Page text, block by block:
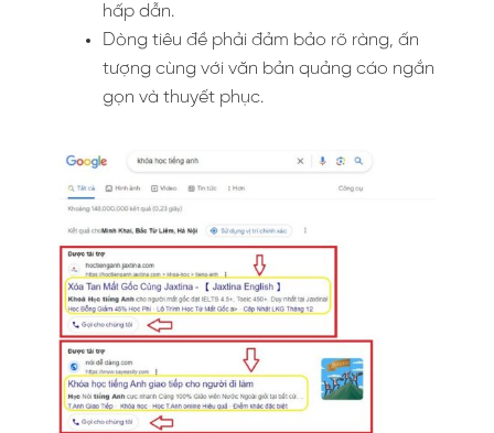
hấp dẫn.
Dòng tiêu đề phải đảm bảo rõ ràng, ấn
tượng cùng với văn bản quảng cáo ngắn
gọn và thuyết phục.